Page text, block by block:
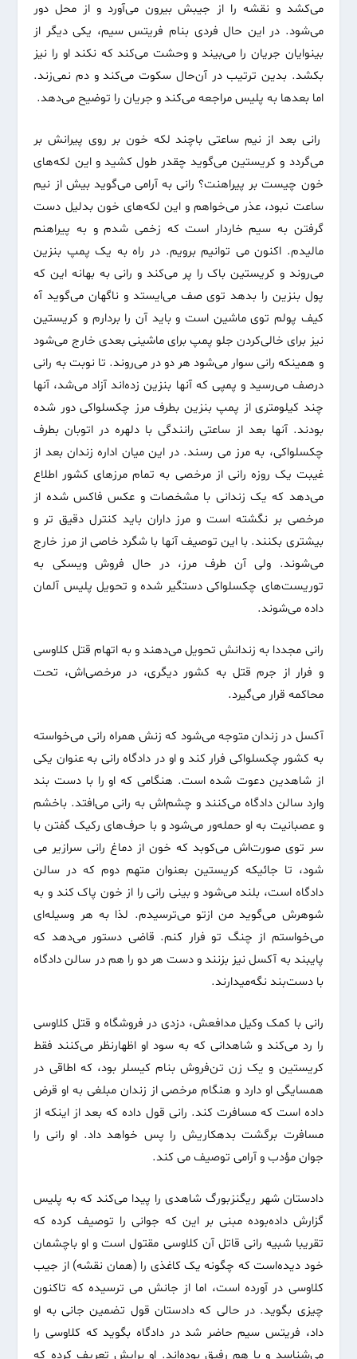
می‌کشد و نقشه را از جیبش بیرون می‌آورد و از محل دور
می‌شود. در این حال فردی بنام فریتس سیم، یکی دیگر از
بینوایان جریان را می‌بیند و وحشت می‌کند که نکند او را نیز
بکشد. بدین ترتیب در آن‌حال سکوت می‌کند و دم نمی‌زند.
اما بعدها به پلیس مراجعه می‌کند و جریان را توضیح می‌دهد.
رانی بعد از نیم ساعتی باچند لکه خون بر روی پیرانش بر
می‌گردد و کریستین می‌گوید چقدر طول کشید و این لکه‌های
خون چیست بر پیراهنت؟ رانی به آرامی می‌گوید بیش از نیم
ساعت نبود، عذر می‌خواهم و این لکه‌های خون بدلیل دست
گرفتن به سیم خار‌دار است که زخمی شدم و به پیراهنم
مالیدم. اکنون می توانیم برویم. در راه به یک پمپ بنزین
می‌روند و کریستین باک را پر می‌کند و رانی به بهانه این که
پول بنزین را بدهد توی صف می‌ایستد و ناگهان می‌گوید آه
کیف پولم توی ماشین است و باید آن را بردارم و کریستین
نیز برای خالی‌کردن جلو پمپ برای ماشینی بعدی خارج می‌شود
و همینکه رانی سوار می‌شود هر دو در می‌روند. تا نوبت به رانی
درصف می‌رسید و پمپی که آنها بنزین زده‌اند آزاد می‌شد، آنها
چند کیلو‌متری از پمپ بنزین بطرف مرز چکسلواکی دور شده
بودند. آنها بعد از ساعتی رانندگی با دلهره در اتوبان بطرف
چکسلواکی، به مرز می رسند. در این میان اداره زندان بعد از
غیبت یک روزه رانی از مرخصی به تمام مرزهای کشور اطلاع
می‌دهد که یک زندانی با مشخصات و عکس فاکس شده از
مرخصی بر نگشته است و مرز داران باید کنترل دقیق تر و
بیشتری بکنند. با این توصیف آنها با شگرد خاصی از مرز خارج
می‌شوند. ولی آن طرف مرز، در حال فروش ویسکی به
توریست‌های چکسلواکی دستگیر شده و تحویل پلیس آلمان
داده می‌شوند.
رانی مجددا به زندانش تحویل می‌دهند و به اتهام قتل کلاوسی
و فرار از جرم قتل به کشور دیگری، در مرخصی‌اش، تحت
محاکمه قرار می‌گیرد.
آکسل در زندان متوجه می‌شود که زنش همراه رانی می‌خواسته
به کشور چکسلواکی فرار کند و او در دادگاه رانی به عنوان یکی
از شاهدین دعوت شده است. هنگامی که او را با دست بند
وارد سالن دادگاه می‌کنند و چشم‌اش به رانی می‌افتد. باخشم
و عصبانیت به او حمله‌ور می‌شود و با حرف‌های رکیک گفتن با
سر توی صورت‌اش می‌کوبد که خون از دماغ رانی سرازیر می
شود، تا جائیکه کریستین بعنوان متهم دوم که در سالن
دادگاه است، بلند می‌شود و بینی رانی را از خون پاک کند و به
شوهرش می‌گوید من ازتو می‌ترسیدم. لذا به ‌هر وسیله‌ای
می‌خواستم از چنگ تو فرار کنم. قاضی دستور می‌دهد که
پایبند به آکسل نیز بزنند و دست هر دو را هم در سالن دادگاه
با دست‌بند نگه‌میدارند.
رانی با کمک وکیل مدافعش، دزدی در فروشگاه و قتل کلاوسی
را رد می‌کند و شاهدانی که به سود او اظهارنظر می‌کنند فقط
کریستین و یک زن تن‌فروش بنام کیسلر بود، که اطاقی در
همسایگی او دارد و هنگام مرخصی از زندان مبلغی به او قرض
داده است که مسافرت کند. رانی قول داده که بعد از اینکه از
مسافرت برگشت بدهکاریش را پس خواهد داد. او رانی را
جوان مؤدب و آرامی توصیف می کند.
دادستان شهر ریگنزبورگ شاهدی را پیدا می‌کند که به پلیس
گزارش داده‌بوده مبنی بر این که جوانی را توصیف کرده که
تقریبا شبیه رانی قاتل آن کلاوسی مقتول است و او باچشمان
خود دیده‌است که چگونه یک کاغذی را (همان نقشه) از جیب
کلاوسی در آورده است، اما از جانش می ترسیده که تاکنون
چیزی بگوید. در حالی که دادستان قول تضمین جانی به او
داد، فریتس سیم حاضر شد در دادگاه بگوید که کلاوسی را